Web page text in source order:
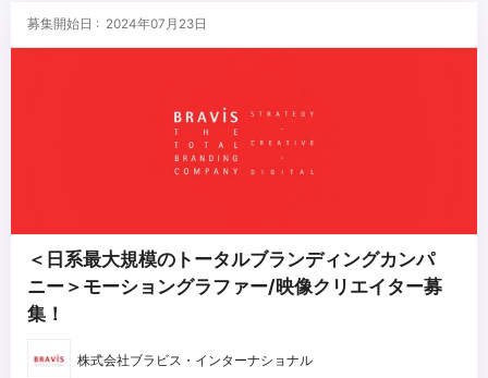
募集開始日 : 2024年07月23日
＜日系最大規模のトータルブランディングカンパ
ニー＞モーショングラファー/映像クリエイター募
集！
株式会社ブラビス・インターナショナル